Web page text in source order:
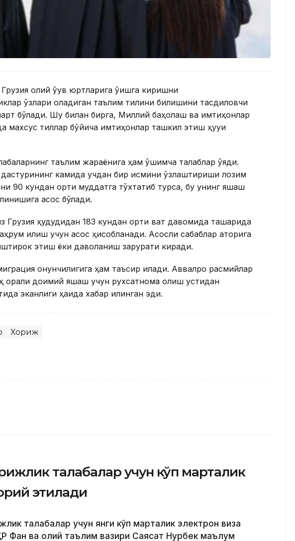
олий ўқув юртларига ўқишга киришни
ўзлари оладиган таълим тилини билишини тасдиқловчи
бўлади. Шу билан бирга, Миллий баҳолаш ва имтиҳонлар
махсус тиллар бўйича имтиҳонлар ташкил этиш ҳуқуқи
таълим жараёнига ҳам қўшимча талаблар қўяди.
дастурининг камида учдан бир қисмини ўзлаштириши лозим
90 кундан ортиқ муддатга тўхтатиб турса, бу унинг яшаш
асос бўлади.
ҳудудидан 183 кундан ортиқ вақт давомида ташқарида
қилиш учун асос ҳисобланади. Асосли сабаблар қаторига
этиш ёки даволаниш зарурати киради.
қонунчилигига ҳам таъсир қилади. Аввалроқ расмийлар
орқали доимий яшаш учун рухсатнома олиш устидан
эканлиги ҳақида хабар қилинган эди.
Хориж
талабалар учун кўп марталик
этилади
талабалар учун янги кўп марталик электрон виза
Фан ва олий таълим вазири Саясат Нурбек маълум